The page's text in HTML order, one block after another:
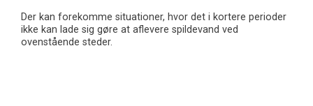
Der kan forekomme situationer, hvor det i kortere perioder
ikke kan lade sig gøre at aflevere spildevand ved
ovenstående steder.